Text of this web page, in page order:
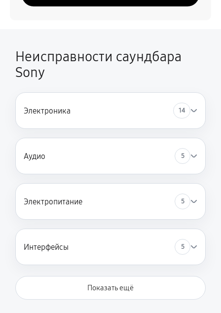
Ремонт системы питания
540 руб
900 руб 60 минут
Неисправности саундбара
Sony
Электроника 14
Аудио 5
Электропитание 5
Интерфейсы 5
Показать ещё